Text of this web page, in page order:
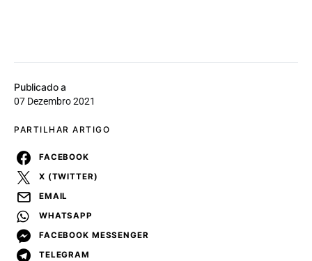
Publicado a
07 Dezembro 2021
PARTILHAR ARTIGO
FACEBOOK
X (TWITTER)
EMAIL
WHATSAPP
FACEBOOK MESSENGER
TELEGRAM